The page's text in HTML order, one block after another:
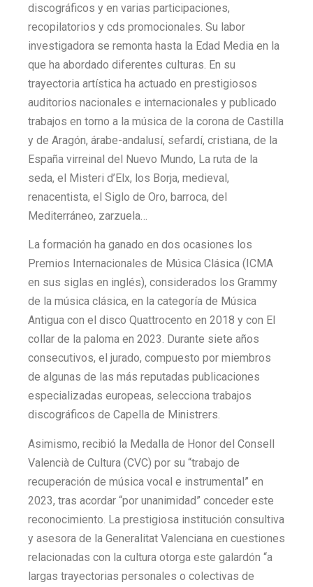
discográficos y en varias participaciones,
recopilatorios y cds promocionales. Su labor
investigadora se remonta hasta la Edad Media en la
que ha abordado diferentes culturas. En su
trayectoria artística ha actuado en prestigiosos
auditorios nacionales e internacionales y publicado
trabajos en torno a la música de la corona de Castilla
y de Aragón, árabe-andalusí, sefardí, cristiana, de la
España virreinal del Nuevo Mundo, La ruta de la
seda, el Misteri d’Elx, los Borja, medieval,
renacentista, el Siglo de Oro, barroca, del
Mediterráneo, zarzuela…
La formación ha ganado en dos ocasiones los
Premios Internacionales de Música Clásica (ICMA
en sus siglas en inglés), considerados los Grammy
de la música clásica, en la categoría de Música
Antigua con el disco Quattrocento en 2018 y con El
collar de la paloma en 2023. Durante siete años
consecutivos, el jurado, compuesto por miembros
de algunas de las más reputadas publicaciones
especializadas europeas, selecciona trabajos
discográficos de Capella de Ministrers.
Asimismo, recibió la Medalla de Honor del Consell
Valencià de Cultura (CVC) por su “trabajo de
recuperación de música vocal e instrumental” en
2023, tras acordar “por unanimidad” conceder este
reconocimiento. La prestigiosa institución consultiva
y asesora de la Generalitat Valenciana en cuestiones
relacionadas con la cultura otorga este galardón “a
largas trayectorias personales o colectivas de